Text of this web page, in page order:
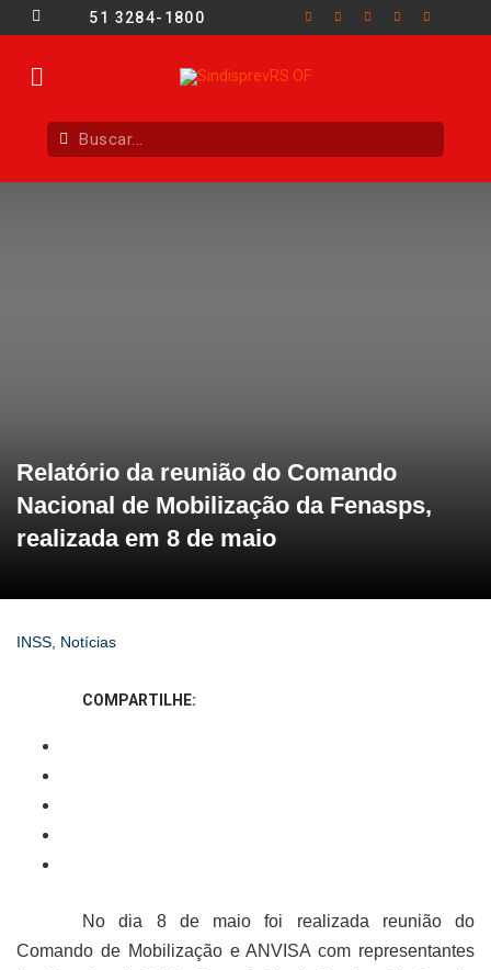
51 3284-1800
Relatório da reunião do Comando
Nacional de Mobilização da Fenasps,
realizada em 8 de maio
INSS, Notícias
COMPARTILHE:
No dia 8 de maio foi realizada reunião do
Comando de Mobilização e ANVISA com representantes